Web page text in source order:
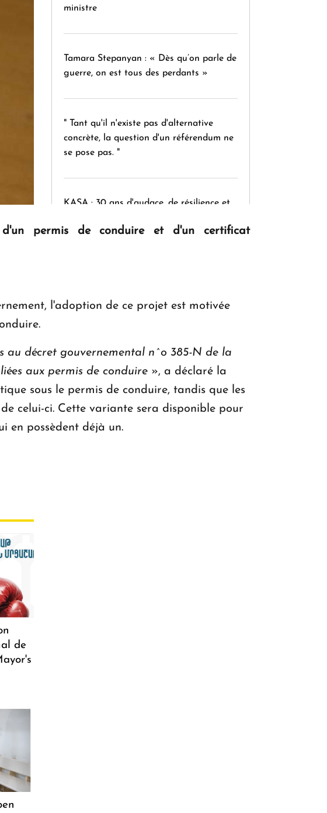
ministre
Tamara Stepanyan : « Dès qu’on parle de
guerre, on est tous des perdants »
" Tant qu'il n'existe pas d'alternative
concrète, la question d'un référendum ne
se pose pas. "
KASA : 30 ans d'audace, de résilience et
permis de conduire et d'un certificat
l'adoption de ce projet est motivée
au décret gouvernemental n^o 385-N de la
aux permis de conduire », a déclaré la
sous le permis de conduire, tandis que les
celui-ci. Cette variante sera disponible pour
en possèdent déjà un.
de